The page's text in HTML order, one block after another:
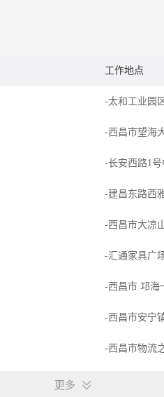
工作地点
-太和工业园
-西昌市望海
-长安西路1号
-建昌东路西
-西昌市大凉
-汇通家具广
-西昌市 邛海
-西昌市安宁
-西昌市物流
更多